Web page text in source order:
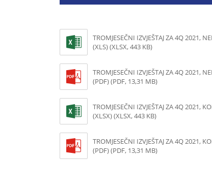
TROMJESEČNI IZVJEŠTAJ ZA 4Q 2021,
(XLS) (XLSX, 443 KB)
TROMJESEČNI IZVJEŠTAJ ZA 4Q 2021,
(PDF) (PDF, 13,31 MB)
TROMJESEČNI IZVJEŠTAJ ZA 4Q 2021,
(XLSX) (XLSX, 443 KB)
TROMJESEČNI IZVJEŠTAJ ZA 4Q 2021,
(PDF) (PDF, 13,31 MB)